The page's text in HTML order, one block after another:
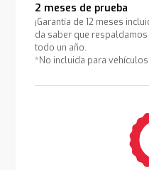
2 meses de prueba
¡Garantía de 12 meses
da saber que
todo un año.
*No incluida para